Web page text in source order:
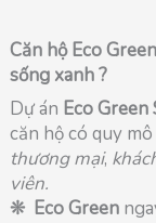
Căn hộ Eco
sống xanh ?
Dự án Eco Green
căn hộ có quy
thương mại,
viên.
❊ Eco Green